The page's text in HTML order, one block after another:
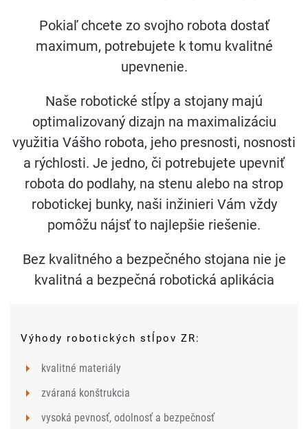
Pokiaľ chcete zo svojho robota dostať
maximum, potrebujete k tomu kvalitné
upevnenie.
Naše robotické stĺpy a stojany majú
optimalizovaný dizajn na maximalizáciu
využitia Vášho robota, jeho presnosti, nosnosti
a rýchlosti. Je jedno, či potrebujete upevniť
robota do podlahy, na stenu alebo na strop
robotickej bunky, naši inžinieri Vám vždy
pomôžu nájsť to najlepšie riešenie.
Bez kvalitného a bezpečného stojana nie je
kvalitná a bezpečná robotická aplikácia
Výhody robotických stĺpov ZR:
kvalitné materiály
zváraná konštrukcia
vysoká pevnosť, odolnosť a bezpečnosť